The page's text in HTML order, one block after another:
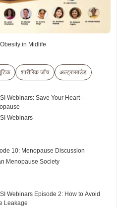
in Midlife
शारीरिक जाँच अल्ट्रासाउंड
Webinars: Save Your Heart –
Webinars
10: Menopause Discussion
Menopause Society
Webinars Episode 2: How to Avoid
Leakage